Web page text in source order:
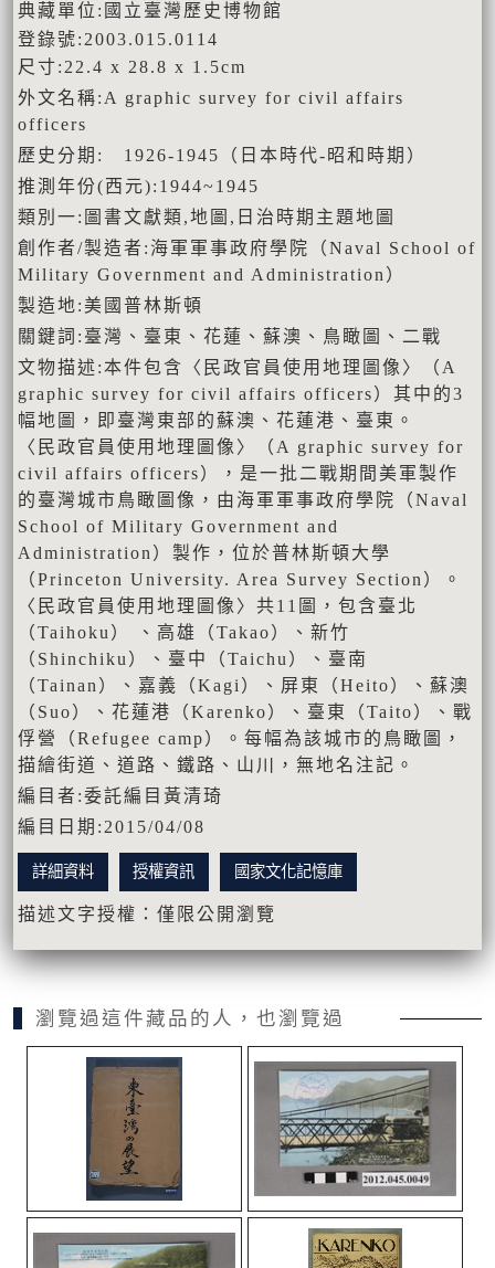
典藏單位:國立臺灣歷史博物館
登錄號:2003.015.0114
尺寸:22.4 x 28.8 x 1.5cm
外文名稱:A graphic survey for civil affairs
officers
歷史分期: 1926-1945（日本時代-昭和時期）
推測年份(西元):1944~1945
類別一:圖書文獻類,地圖,日治時期主題地圖
創作者/製造者:海軍軍事政府學院（Naval School of
Military Government and Administration）
製造地:美國普林斯頓
關鍵詞:臺灣、臺東、花蓮、蘇澳、鳥瞰圖、二戰
文物描述:本件包含〈民政官員使用地理圖像〉（A
graphic survey for civil affairs officers）其中的3
幅地圖，即臺灣東部的蘇澳、花蓮港、臺東。
〈民政官員使用地理圖像〉（A graphic survey for
civil affairs officers），是一批二戰期間美軍製作
的臺灣城市鳥瞰圖像，由海軍軍事政府學院（Naval
School of Military Government and
Administration）製作，位於普林斯頓大學
（Princeton University. Area Survey Section）。
〈民政官員使用地理圖像〉共11圖，包含臺北
（Taihoku） 、高雄（Takao）、新竹
（Shinchiku）、臺中（Taichu）、臺南
（Tainan）、嘉義（Kagi）、屏東（Heito）、蘇澳
（Suo）、花蓮港（Karenko）、臺東（Taito）、戰
俘營（Refugee camp）。每幅為該城市的鳥瞰圖，
描繪街道、道路、鐵路、山川，無地名注記。
編目者:委託編目黃清琦
編目日期:2015/04/08
詳細資料 授權資訊 國家文化記憶庫
描述文字授權：僅限公開瀏覽
瀏覽過這件藏品的人，也瀏覽過